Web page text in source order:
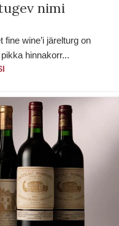
nimi
wine’i järelturg on
hinnakorr...